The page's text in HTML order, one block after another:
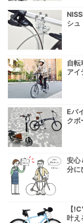
シュ
自転
アイ
Eバ
ク
安心
分に
【
叶え